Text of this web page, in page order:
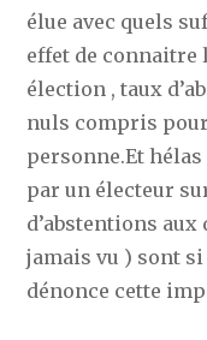
élue avec quels
effet de connaitre
élection , taux
nuls compris
personne.Et
par un électeur
d’abstentions
jamais vu ) sont
dénonce cette